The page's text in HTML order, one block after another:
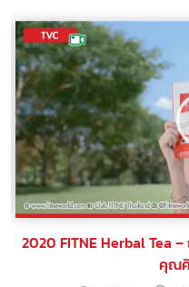
2020 FITNE Herbal Tea
คุณคิ